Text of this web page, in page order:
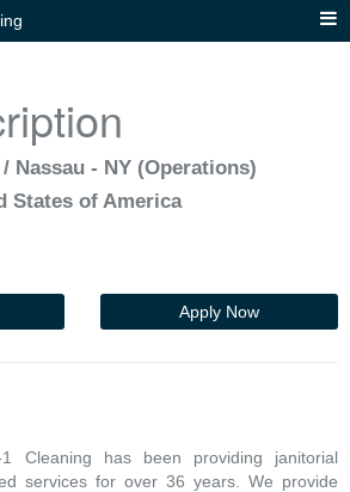
Nassau - NY (Operations)
States of America
Apply Now
Cleaning has been providing janitorial
services for over 36 years. We provide